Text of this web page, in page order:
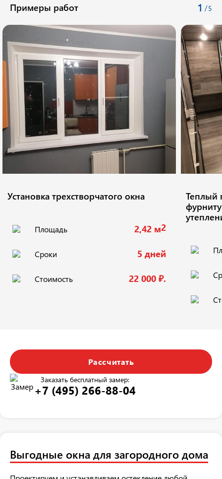
Установка трехстворчатого окна
Площадь 2,42 м2
Сроки 5 дней
Стоимость 22 000 ₽.
Теплый
Примеры работ 1 /5
Рассчитать
Заказать бесплатный замер:
+7 (495) 266-88-04
Выгодные окна для загородного дома